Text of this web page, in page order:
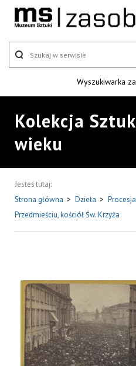
Wyszukiwarka
Kolekcja
wieku
Jesteś tutaj:
Strona główna > Dzieła >
Przedmieściu, kościół Św. Krzyża